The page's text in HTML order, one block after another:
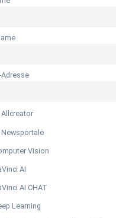
Adresse
Allcreator
Newsportale
Vision
AI
AI CHAT
Learning